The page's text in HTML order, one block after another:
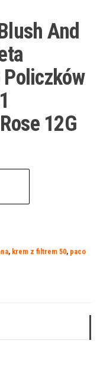
And
Policzków
12G
, krem z filtrem 50, paco